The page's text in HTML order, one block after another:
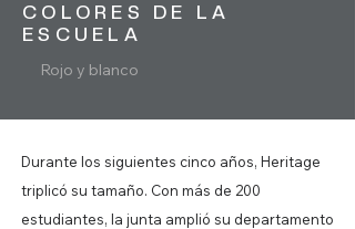
COLORES DE LA
ESCUELA
Rojo y blanco
Durante los siguientes cinco años, Heritage
triplicó su tamaño. Con más de 200
estudiantes, la junta amplió su departamento